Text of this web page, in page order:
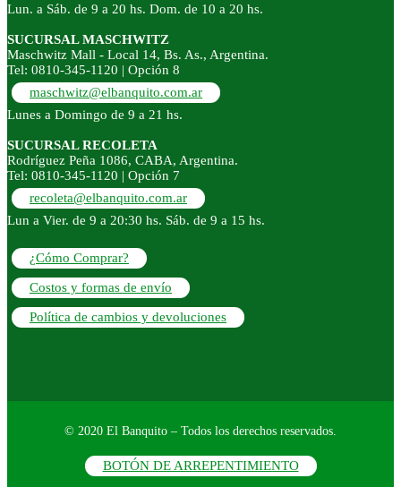
Lun. a Sáb. de 9 a 20 hs. Dom. de 10 a 20 hs.
SUCURSAL MASCHWITZ
Maschwitz Mall - Local 14, Bs. As., Argentina.
Tel: 0810-345-1120 | Opción 8
maschwitz@elbanquito.com.ar
Lunes a Domingo de 9 a 21 hs.
SUCURSAL RECOLETA
Rodríguez Peña 1086, CABA, Argentina.
Tel: 0810-345-1120 | Opción 7
recoleta@elbanquito.com.ar
Lun a Vier. de 9 a 20:30 hs. Sáb. de 9 a 15 hs.
¿Cómo Comprar?
Costos y formas de envío
Política de cambios y devoluciones
© 2020 El Banquito – Todos los derechos reservados.
BOTÓN DE ARREPENTIMIENTO